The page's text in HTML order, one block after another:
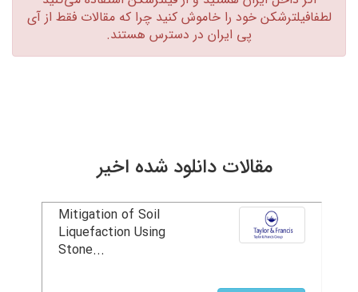
لطفافیلترشکن خود را خاموش کنید چرا که مقالات فقط از آی
پی ایران در دسترس هستند.‏
مقالات دانلود شده اخیر
Mitigation of Soil
Liquefaction Using
Stone...